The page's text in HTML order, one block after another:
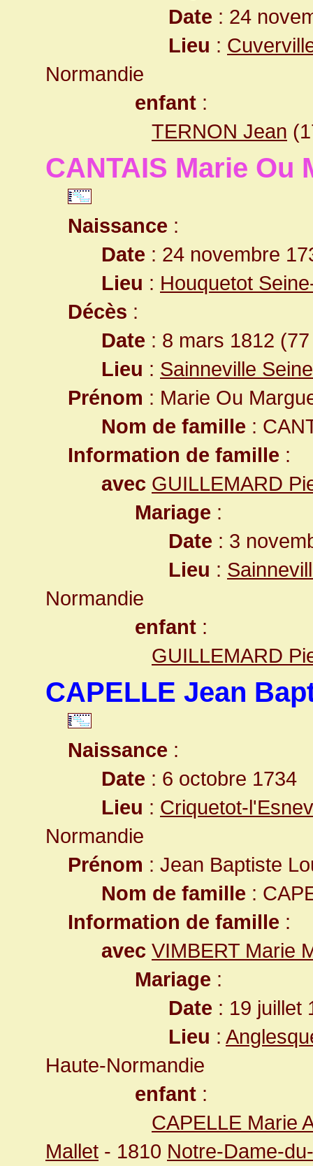
Date : 24
Lieu :
Normandie
enfant :
TERNON Jean
CANTAIS Marie Ou
Naissance :
Date : 24 novembre
Lieu : Houquetot
Décès :
Date : 8 mars 1812
Lieu : Sainneville
Prénom : Marie Ou
Nom de famille :
Information de famille :
avec GUILLEMARD
Mariage :
Date : 3
Lieu :
Normandie
enfant :
GUILLEMARD
CAPELLE Jean
Naissance :
Date : 6 octobre 1734
Lieu : Criquetot-
Normandie
Prénom : Jean Baptiste
Nom de famille :
Information de famille :
avec VIMBERT Marie
Mariage :
Date : 19 juillet
Lieu :
Haute-Normandie
enfant :
CAPELLE Marie
Mallet - 1810 Notre-Dame-